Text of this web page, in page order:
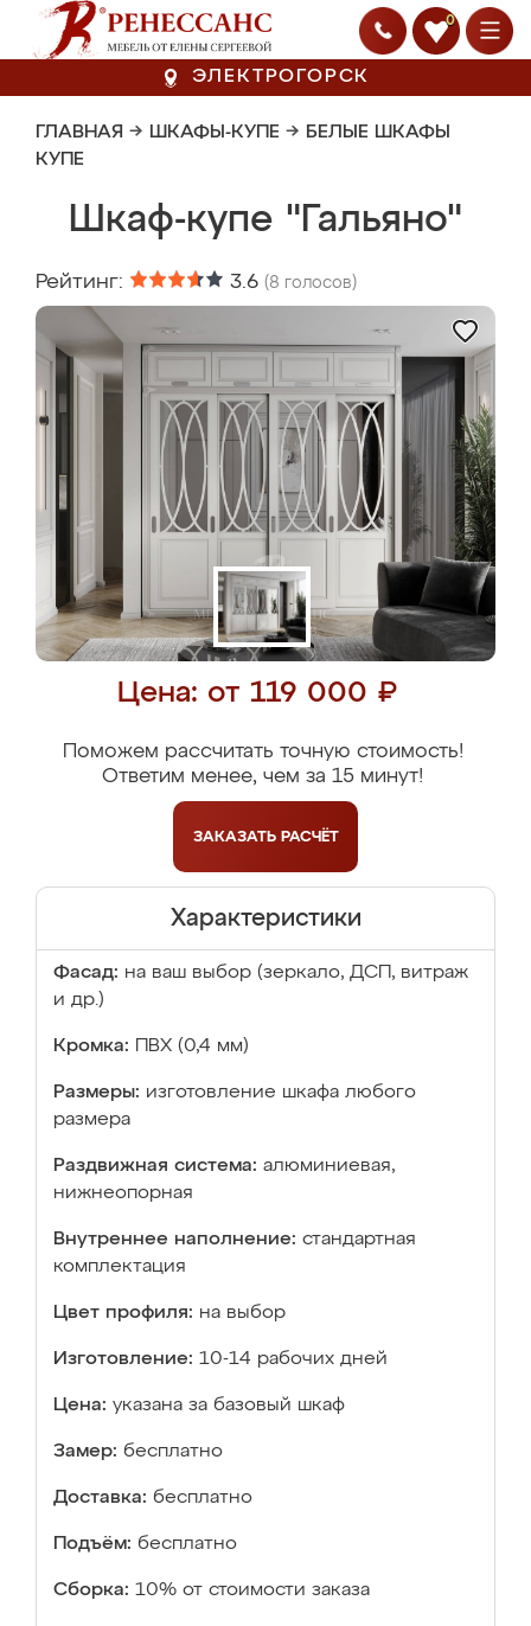
0
ЭЛЕКТРОГОРСК
ГЛАВНАЯ → ШКАФЫ-КУПЕ → БЕЛЫЕ ШКАФЫ
КУПЕ
Шкаф-купе "Гальяно"
Рейтинг: 3.6 (8 голосов)
Цена: от 119 000 ₽
Поможем рассчитать точную стоимость!
Ответим менее, чем за 15 минут!
ЗАКАЗАТЬ РАСЧЁТ
Характеристики
Фасад: на ваш выбор (зеркало, ДСП, витраж
и др.)
Кромка: ПВХ (0,4 мм)
Размеры: изготовление шкафа любого
размера
Раздвижная система: алюминиевая,
нижнеопорная
Внутреннее наполнение: стандартная
комплектация
Цвет профиля: на выбор
Изготовление: 10-14 рабочих дней
Цена: указана за базовый шкаф
Замер: бесплатно
Доставка: бесплатно
Подъём: бесплатно
Сборка: 10% от стоимости заказа